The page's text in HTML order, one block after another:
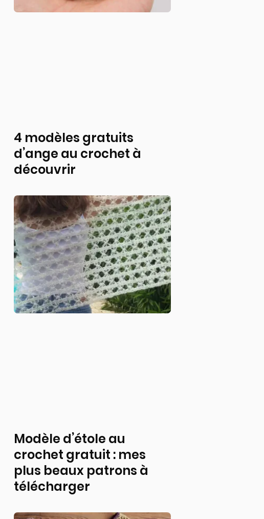
4 modèles gratuits
d’ange au crochet à
découvrir
Modèle d’étole au
crochet gratuit : mes
plus beaux patrons à
télécharger